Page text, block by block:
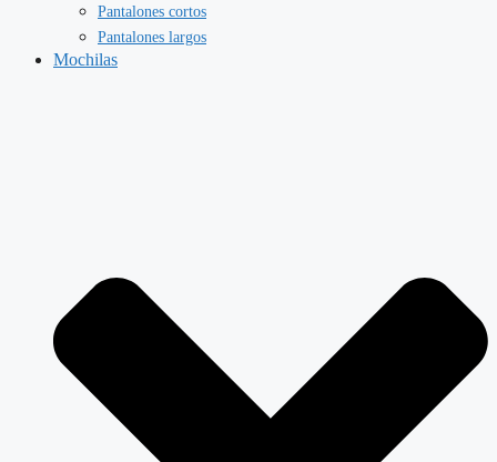
Pantalones cortos
Pantalones largos
Mochilas